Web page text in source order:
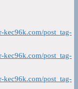
kec96k.com/post_tag-
kec96k.com/post_tag-
kec96k.com/post_tag-